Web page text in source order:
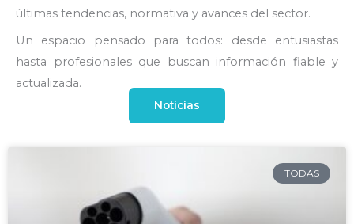
últimas tendencias, normativa y avances del sector.
Un espacio pensado para todos: desde entusiastas
hasta profesionales que buscan información fiable y
actualizada.
Noticias
TODAS